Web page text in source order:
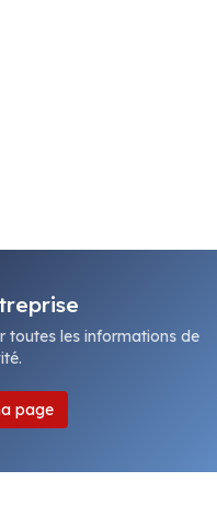
toutes les informations de
page